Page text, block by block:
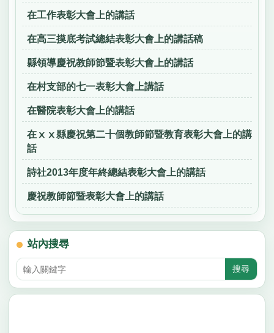
在工作表彰大會上的講話
在高三摸底考試總結表彰大會上的講話稿
縣領導慶祝教師節暨表彰大會上的講話
在村支部的七一表彰大會上講話
在醫院表彰大會上的講話
在ⅹⅹ縣慶祝第二十個教師節暨教育表彰大會上的講
話
詩社2013年度年終總結表彰大會上的講話
慶祝教師節暨表彰大會上的講話
站內搜尋